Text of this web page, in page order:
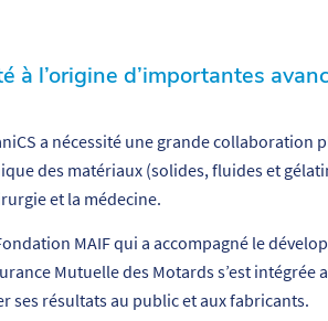
l’origine d’importantes
a nécessité une grande collaboration
des matériaux (solides, fluides et
et la médecine.
MAIF qui a accompagné le
Mutuelle des Motards s’est
ses résultats au public et aux fabricants.